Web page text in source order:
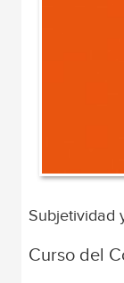
Subjetividad
Curso del